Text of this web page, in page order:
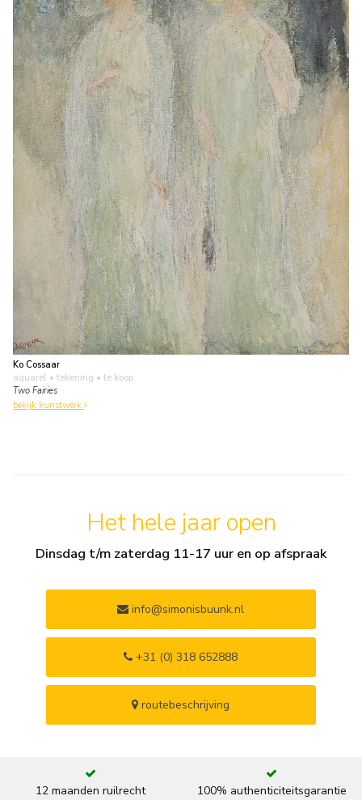
Ko Cossaar
aquarel • tekening • te koop
Two Fairies
bekijk kunstwerk
Het hele jaar open
Dinsdag t/m zaterdag 11-17 uur en op afspraak
info@simonisbuunk.nl
+31 (0) 318 652888
routebeschrijving
12 maanden ruilrecht 100% authenticiteitsgarantie